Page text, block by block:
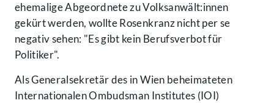
ehemalige Abgeordnete zu Volksanwält:innen
gekürt werden, wollte Rosenkranz nicht per se
negativ sehen: "Es gibt kein Berufsverbot für
Politiker".
Als Generalsekretär des in Wien beheimateten
Internationalen Ombudsman Institutes (IOI)